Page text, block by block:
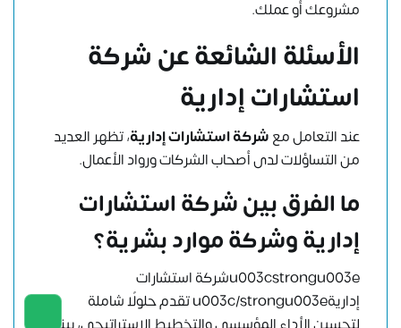
مشروعك أو عملك.
الأسئلة الشائعة عن شركة
استشارات إدارية
عند التعامل معشركة استشارات إدارية، تظهر العديد
من التساؤلات لدى أصحاب الشركات ورواد الأعمال.
ما الفرق بين شركة استشارات
إدارية وشركة موارد بشرية؟
u003cstrongu003eشركة استشارات
إداريةu003c/strongu003e تقدم حلولًا شاملة